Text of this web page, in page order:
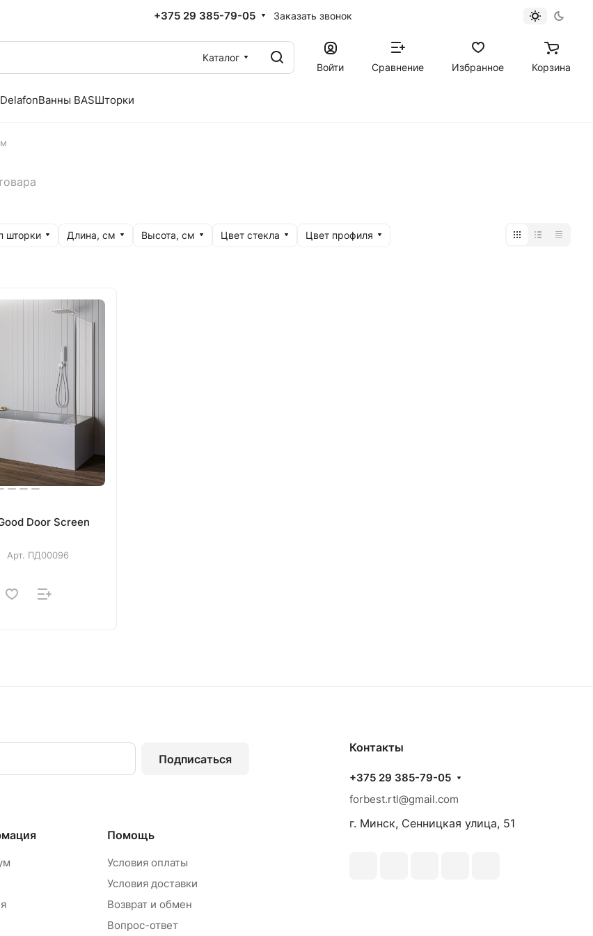
+375 29 385-79-05 Заказать звонок
Каталог
Войти
Сравнение Избранное Корзина
Ванны BASШторки
шторки Длина, см Высота, см Цвет стекла Цвет профиля
Door Screen
Арт. ПД00096
Подписаться
Помощь
Условия оплаты
Условия доставки
Возврат и обмен
Вопрос-ответ
Контакты
+375 29 385-79-05
forbest.rtl@gmail.com
г. Минск, Сенницкая улица, 51